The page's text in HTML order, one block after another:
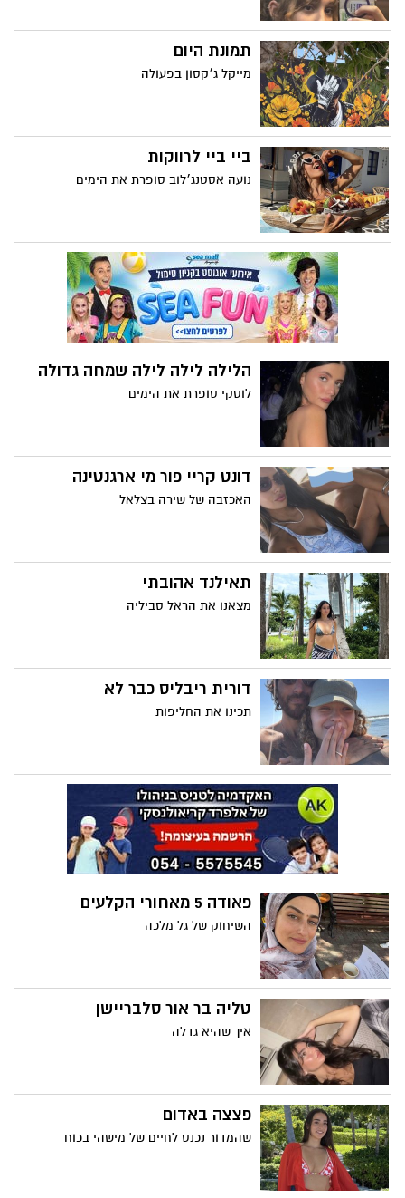
תמונת היום
מייקל ג׳קסון בפעולה
ביי ביי לרווקות
נועה אסטנג׳לוב סופרת את הימים
הלילה לילה לילה שמחה גדולה
לוסקי סופרת את הימים
דונט קריי פור מי ארגנטינה
האכזבה של שירה בצלאל
תאילנד אהובתי
מצאנו את הראל סביליה
דורית ריבליס כבר לא
תכינו את החליפות
פאודה 5 מאחורי הקלעים
השיחוק של גל מלכה
טליה בר אור סלבריישן
איך שהיא גדלה
פצצה באדום
שהמדור נכנס לחיים של מישהי בכוח